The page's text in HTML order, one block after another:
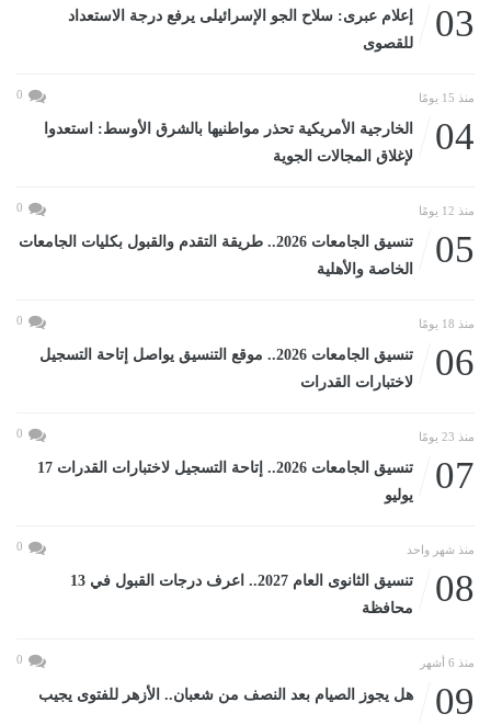
03
إعلام عبرى: سلاح الجو الإسرائيلى يرفع درجة الاستعداد
للقصوى
منذ 15 يومًا 0
04
الخارجية الأمريكية تحذر مواطنيها بالشرق الأوسط: استعدوا
لإغلاق المجالات الجوية
منذ 12 يومًا 0
05
تنسيق الجامعات 2026.. طريقة التقدم والقبول بكليات الجامعات
الخاصة والأهلية
منذ 18 يومًا 0
06
تنسيق الجامعات 2026.. موقع التنسيق يواصل إتاحة التسجيل
لاختبارات القدرات
منذ 23 يومًا 0
07
تنسيق الجامعات 2026.. إتاحة التسجيل لاختبارات القدرات 17
يوليو
منذ شهر واحد 0
08
تنسيق الثانوى العام 2027.. اعرف درجات القبول في 13
محافظة
منذ 6 أشهر 0
09 هل يجوز الصيام بعد النصف من شعبان.. الأزهر للفتوى يجيب